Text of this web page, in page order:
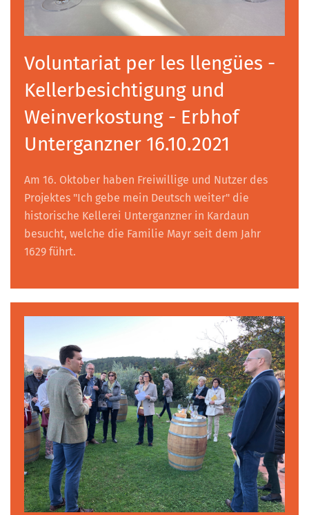
Voluntariat per les llengües -
Kellerbesichtigung und
Weinverkostung - Erbhof
Unterganzner 16.10.2021
Am 16. Oktober haben Freiwillige und Nutzer des
Projektes "Ich gebe mein Deutsch weiter" die
historische Kellerei Unterganzner in Kardaun
besucht, welche die Familie Mayr seit dem Jahr
1629 führt.